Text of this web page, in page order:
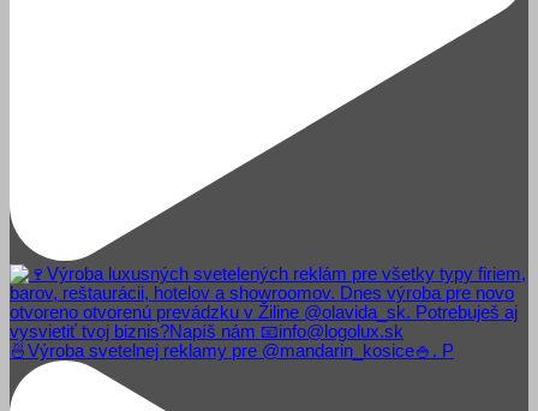
🍜Výroba svetelnej reklamy pre @mandarin_kosice🍚. P